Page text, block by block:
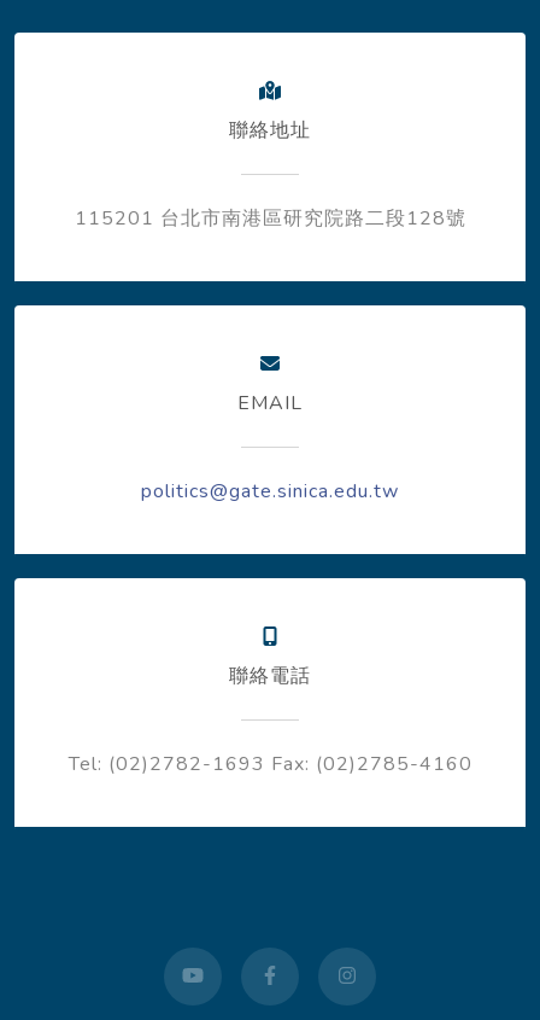
聯絡地址
115201 台北市南港區研究院路二段128號
EMAIL
politics@gate.sinica.edu.tw
聯絡電話
Tel: (02)2782-1693 Fax: (02)2785-4160
youtube facebookinstagram